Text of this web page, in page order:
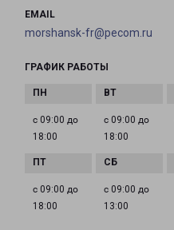
EMAIL
morshansk-fr@pecom.ru
ГРАФИК РАБОТЫ
с 09:00 до
18:00
с 09:00 до
18:00
с 09:00 до
18:00
с 09:00 до
13:00